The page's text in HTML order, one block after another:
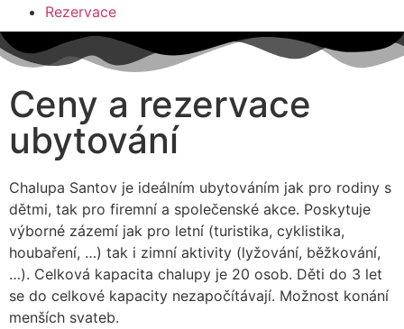
Rezervace
Ceny a rezervace
ubytování
Chalupa Santov je ideálním ubytováním jak pro rodiny s
dětmi, tak pro firemní a společenské akce. Poskytuje
výborné zázemí jak pro letní (turistika, cyklistika,
houbaření, …) tak i zimní aktivity (lyžování, běžkování,
…). Celková kapacita chalupy je 20 osob. Děti do 3 let
se do celkové kapacity nezapočítávají. Možnost konání
menších svateb.